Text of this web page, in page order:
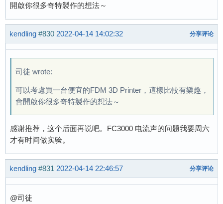
開啟你很多奇特製作的想法～
kendling #830 2022-04-14 14:02:32 分享评论
司徒 wrote:
可以考慮買一台便宜的FDM 3D Printer，這樣比較有樂趣，
會開啟你很多奇特製作的想法～
感谢推荐，这个后面再说吧。FC3000 电流声的问题我要周六
才有时间做实验。
kendling #831 2022-04-14 22:46:57 分享评论
@司徒